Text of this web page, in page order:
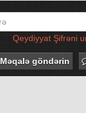
Qeydiyyat Şifrəni
Məqalə göndərin